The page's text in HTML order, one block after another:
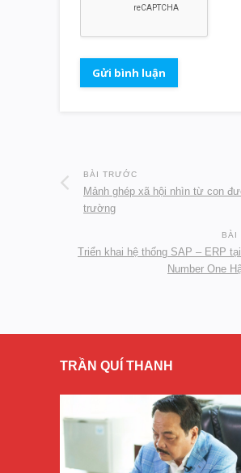
BÀI TRƯỚC
Mảnh ghép xã hội nhìn từ con
trường
BÀI
Triển khai hệ thống SAP – ERP
Number One
TRẦN QUÍ THANH